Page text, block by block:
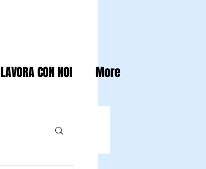
LAVORA CON NOI More